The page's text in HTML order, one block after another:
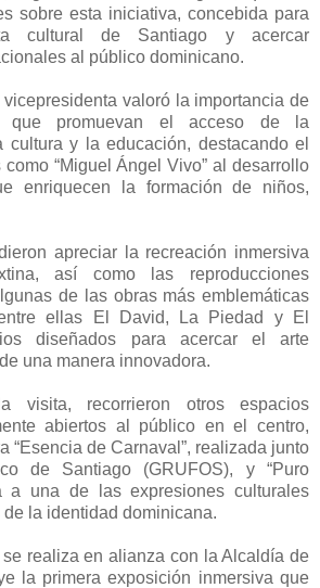
sobre esta iniciativa, concebida para
cultural de Santiago y acercar
al público dominicano.
valoró la importancia de
que promuevan el acceso de la
cultura y la educación, destacando el
“Miguel Ángel Vivo” al desarrollo
enriquecen la formación de niños,
apreciar la recreación inmersiva
así como las reproducciones
de las obras más emblemáticas
ellas El David, La Piedad y El
diseñados para acercar el arte
una manera innovadora.
visita, recorrieron otros espacios
abiertos al público en el centro,
“Esencia de Carnaval”, realizada junto
de Santiago (GRUFOS), y “Puro
a una de las expresiones culturales
la identidad dominicana.
se realiza en alianza con la Alcaldía de
la primera exposición inmersiva que